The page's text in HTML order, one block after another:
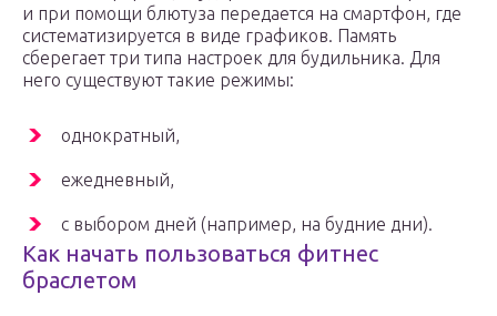
и при помощи блютуза передается на смартфон, где
систематизируется в виде графиков. Память
сберегает три типа настроек для будильника. Для
него существуют такие режимы:
однократный,
ежедневный,
с выбором дней (например, на будние дни).
Как начать пользоваться фитнес
браслетом